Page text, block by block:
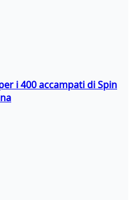
i 400 accampati di Spin